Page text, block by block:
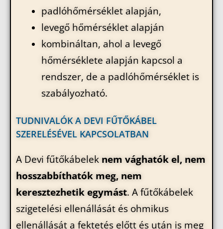
padlóhőmérséklet alapján,
levegő hőmérséklet alapján
kombináltan, ahol a levegő
hőmérséklete alapján kapcsol a
rendszer, de a padlóhőmérséklet is
szabályozható.
TUDNIVALÓK A DEVI FŰTŐKÁBEL
SZERELÉSÉVEL KAPCSOLATBAN
A Devi fűtőkábelek nem vághatók el, nem
hosszabbíthatók meg, nem
keresztezhetik egymást. A fűtőkábelek
szigetelési ellenállását és ohmikus
ellenállását a fektetés előtt és után is meg